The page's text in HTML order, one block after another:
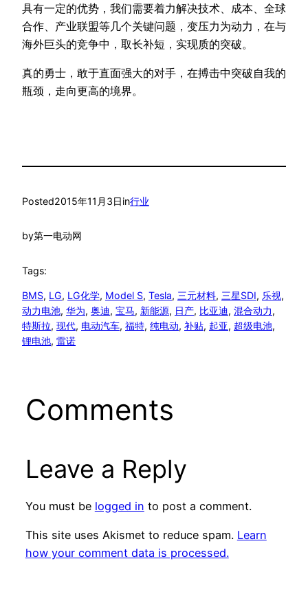
具有一定的优势，我们需要着力解决技术、成本、全球
合作、产业联盟等几个关键问题，变压力为动力，在与
海外巨头的竞争中，取长补短，实现质的突破。
真的勇士，敢于直面强大的对手，在搏击中突破自我的
瓶颈，走向更高的境界。
Posted2015年11月3日in行业
by第一电动网
Tags:
BMS, LG, LG化学, Model S, Tesla, 三元材料, 三星SDI, 乐视
动力电池, 华为, 奥迪, 宝马, 新能源, 日产, 比亚迪, 混合动力
特斯拉, 现代, 电动汽车, 福特, 纯电动, 补贴, 起亚, 超级电池
锂电池, 雷诺
Comments
Leave a Reply
You must be logged in to post a comment.
This site uses Akismet to reduce spam. Learn
how your comment data is processed.